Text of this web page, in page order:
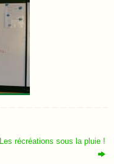
Les récréations sous la pluie !